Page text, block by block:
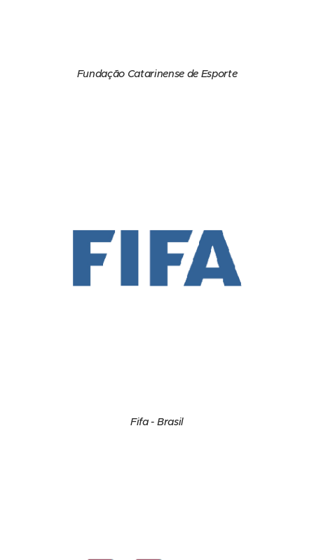
Fundação Catarinense de Esporte
Fifa - Brasil